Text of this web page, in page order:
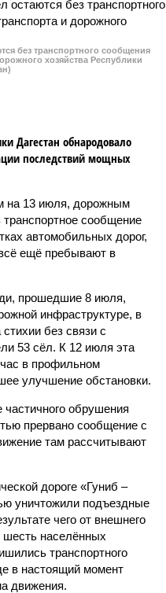
без транспортного сообщения
хозяйства Республики
Дагестан обнародовало
последствий мощных
на 13 июля, дорожным
сообщение
автомобильных дорог,
ещё пребывают в
прошедшие 8 июля,
инфраструктуре, в
стихии без связи с
53 сёл. К 12 июля эта
в профильном
улучшение обстановки.
обрушения
прервано сообщение с
там рассчитывают
дороге «Гуниб –
уничтожили подъездные
чего от внешнего
шесть населённых
транспортного
в настоящий момент
движения.